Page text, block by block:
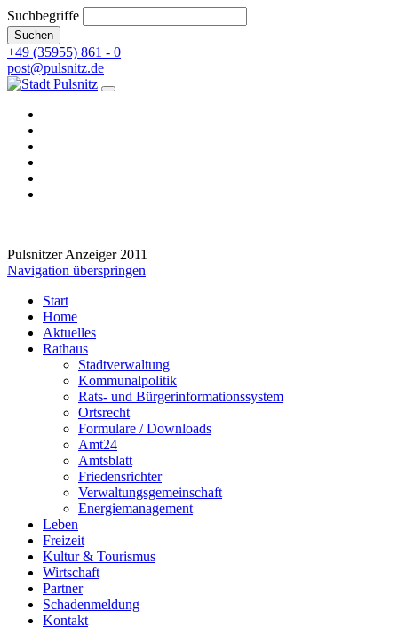
Suchbegriffe
Suchen
+49 (35955) 861 - 0
post@pulsnitz.de
Pulsnitzer Anzeiger 2011
Navigation überspringen
Start
Home
Aktuelles
Rathaus
Stadtverwaltung
Kommunalpolitik
Rats- und Bürgerinformationssystem
Ortsrecht
Formulare / Downloads
Amt24
Amtsblatt
Friedensrichter
Verwaltungsgemeinschaft
Energiemanagement
Leben
Freizeit
Kultur & Tourismus
Wirtschaft
Partner
Schadenmeldung
Kontakt